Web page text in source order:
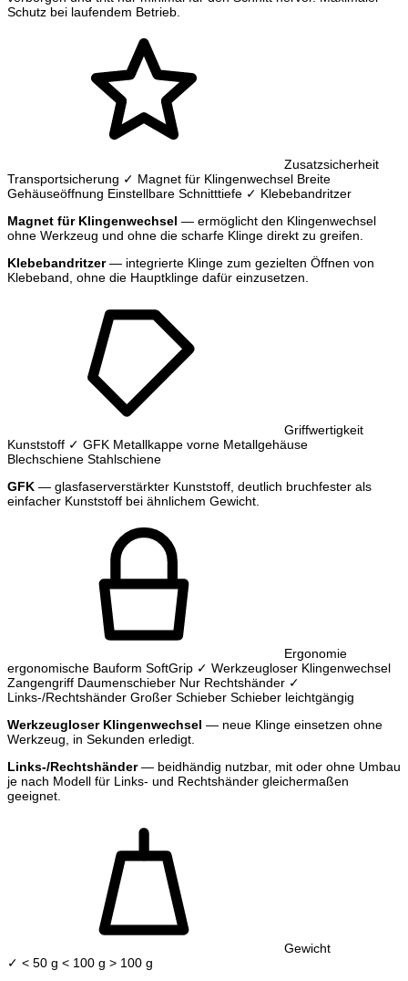
Schutz bei laufendem Betrieb.
Zusatzsicherheit
Transportsicherung ✓ Magnet für Klingenwechsel Breite
Gehäuseöffnung Einstellbare Schnitttiefe ✓ Klebebandritzer
Magnet für Klingenwechsel — ermöglicht den Klingenwechsel
ohne Werkzeug und ohne die scharfe Klinge direkt zu greifen.
Klebebandritzer— integrierte Klinge zum gezielten Öffnen von
Klebeband, ohne die Hauptklinge dafür einzusetzen.
Griffwertigkeit
Kunststoff ✓ GFK Metallkappe vorne Metallgehäuse
Blechschiene Stahlschiene
GFK — glasfaserverstärkter Kunststoff, deutlich bruchfester als
einfacher Kunststoff bei ähnlichem Gewicht.
Ergonomie
ergonomische Bauform SoftGrip ✓ Werkzeugloser Klingenwechsel
Zangengriff Daumenschieber Nur Rechtshänder ✓
Links-/Rechtshänder Großer Schieber Schieber leichtgängig
Werkzeugloser Klingenwechsel — neue Klinge einsetzen ohne
Werkzeug, in Sekunden erledigt.
Links-/Rechtshänder— beidhändig nutzbar, mit oder ohne Umbau
je nach Modell für Links- und Rechtshänder gleichermaßen
geeignet.
Gewicht
✓ < 50 g < 100 g > 100 g